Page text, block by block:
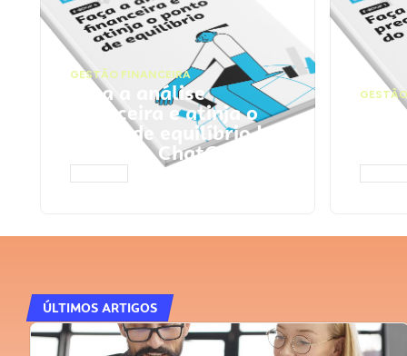
GESTÃO FINANCEIRA
Faça a análise
financeira e atinja o
ponto de equilíbrio |
Prompts ChatGPT
ÚLTIMOS ARTIGOS